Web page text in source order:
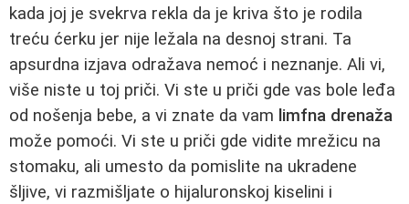
kada joj je svekrva rekla da je kriva što je rodila
treću ćerku jer nije ležala na desnoj strani. Ta
apsurdna izjava odražava nemoć i neznanje. Ali vi,
više niste u toj priči. Vi ste u priči gde vas bole leđa
od nošenja bebe, a vi znate da vam limfna drenaža
može pomoći. Vi ste u priči gde vidite mrežicu na
stomaku, ali umesto da pomislite na ukradene
šljive, vi razmišljate o hijaluronskoj kiselini i